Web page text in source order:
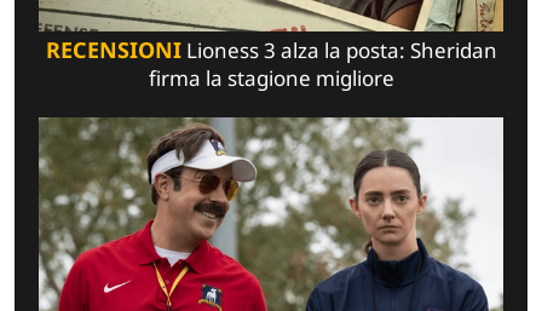
RECENSIONILioness 3 alza la posta: Sheridan
firma la stagione migliore